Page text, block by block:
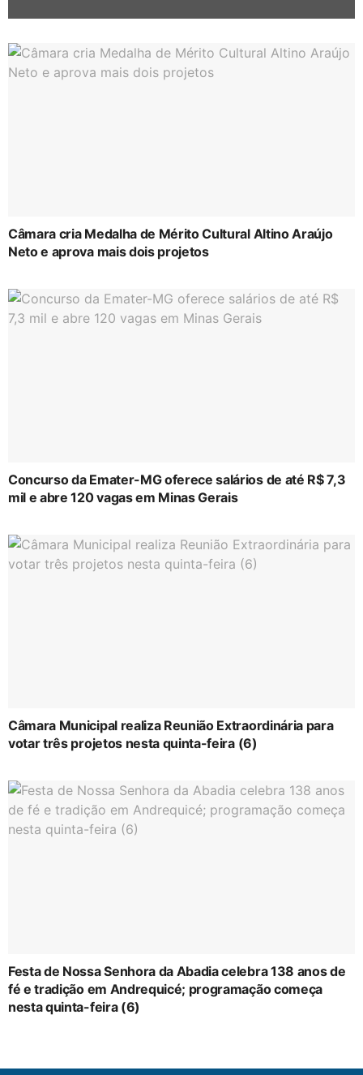
Câmara cria Medalha de Mérito Cultural Altino Araújo
Neto e aprova mais dois projetos
Concurso da Emater-MG oferece salários de até R$ 7,3
mil e abre 120 vagas em Minas Gerais
Câmara Municipal realiza Reunião Extraordinária para
votar três projetos nesta quinta-feira (6)
Festa de Nossa Senhora da Abadia celebra 138 anos de
fé e tradição em Andrequicé; programação começa
nesta quinta-feira (6)